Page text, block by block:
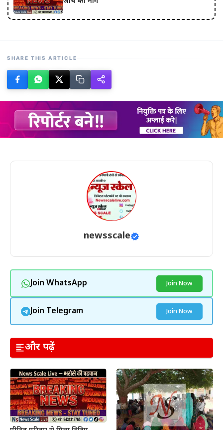
SHARE THIS ARTICLE
newsscale
Join WhatsApp Join Now
Join Telegram Join Now
और पढ़ें